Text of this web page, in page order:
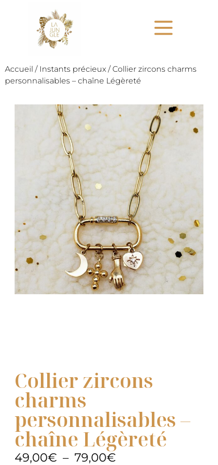
Accueil / Instants précieux / Collier zircons charms
personnalisables – chaîne Légèreté
Collier zircons
charms
personnalisables –
chaîne Légèreté
49,00€ – 79,00€